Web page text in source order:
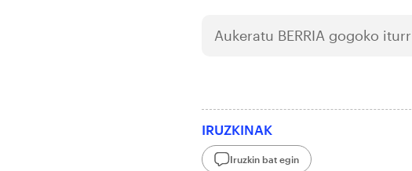
Aukeratu BERRIA gogoko
IRUZKINAK
Iruzkin bat egin